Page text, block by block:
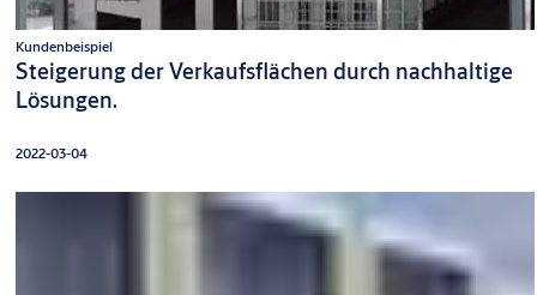
Kundenbeispiel
Steigerung der Verkaufsflächen durch nachhaltige
Lösungen.
2022-03-04